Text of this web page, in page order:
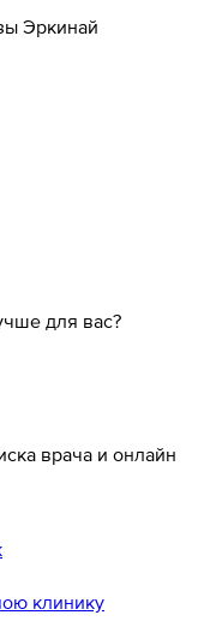
Эркинай
для вас?
врача и онлайн
клинику